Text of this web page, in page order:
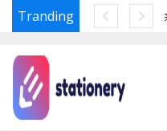
Skip
content
Tranding